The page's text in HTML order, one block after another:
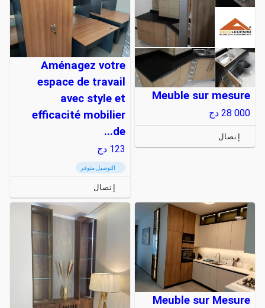
Meuble sur mesure
28 000 دج
إتصال
Aménagez votre
espace de travail
avec style et
efficacité mobilier
de...
123 دج
التوصيل متوفر
إتصال
Meuble sur Mesure